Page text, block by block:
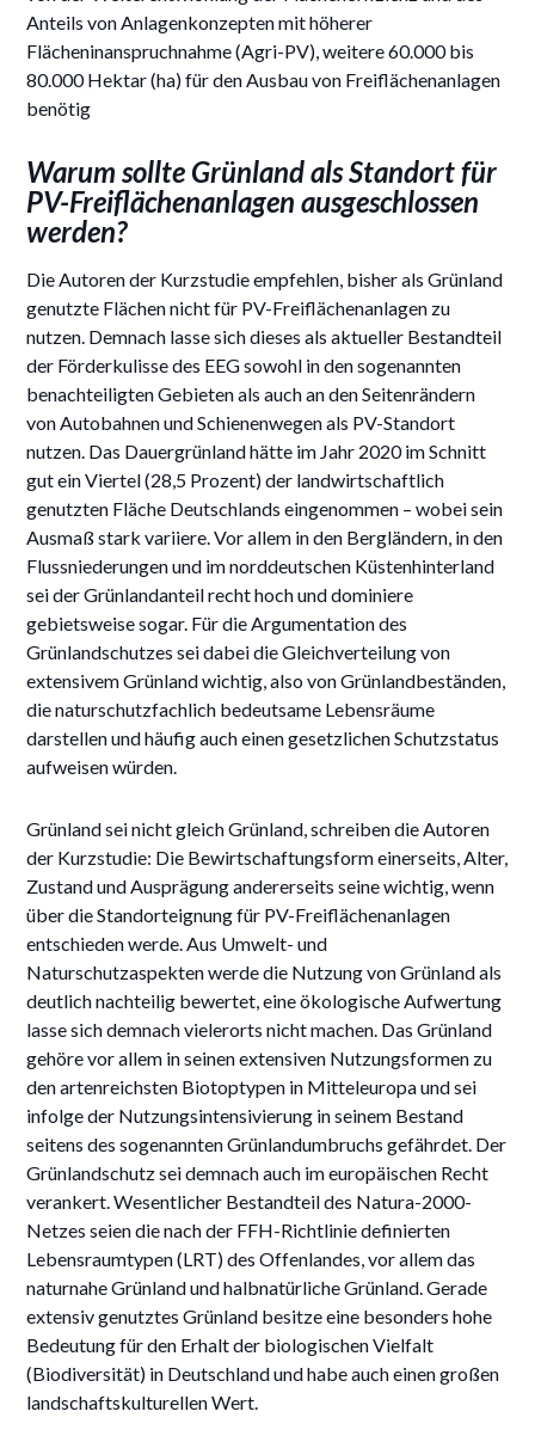
Anteils von Anlagenkonzepten mit höherer
Flächeninanspruchnahme (Agri-PV), weitere 60.000 bis
80.000 Hektar (ha) für den Ausbau von Freiflächenanlagen
benötig
Warum sollte Grünland als Standort für
PV-Freiflächenanlagen ausgeschlossen
werden?
Die Autoren der Kurzstudie empfehlen, bisher als Grünland
genutzte Flächen nicht für PV-Freiflächenanlagen zu
nutzen. Demnach lasse sich dieses als aktueller Bestandteil
der Förderkulisse des EEG sowohl in den sogenannten
benachteiligten Gebieten als auch an den Seitenrändern
von Autobahnen und Schienenwegen als PV-Standort
nutzen. Das Dauergrünland hätte im Jahr 2020 im Schnitt
gut ein Viertel (28,5 Prozent) der landwirtschaftlich
genutzten Fläche Deutschlands eingenommen – wobei sein
Ausmaß stark variiere. Vor allem in den Bergländern, in den
Flussniederungen und im norddeutschen Küstenhinterland
sei der Grünlandanteil recht hoch und dominiere
gebietsweise sogar. Für die Argumentation des
Grünlandschutzes sei dabei die Gleichverteilung von
extensivem Grünland wichtig, also von Grünlandbeständen,
die naturschutzfachlich bedeutsame Lebensräume
darstellen und häufig auch einen gesetzlichen Schutzstatus
aufweisen würden.
Grünland sei nicht gleich Grünland, schreiben die Autoren
der Kurzstudie: Die Bewirtschaftungsform einerseits, Alter,
Zustand und Ausprägung andererseits seine wichtig, wenn
über die Standorteignung für PV-Freiflächenanlagen
entschieden werde. Aus Umwelt- und
Naturschutzaspekten werde die Nutzung von Grünland als
deutlich nachteilig bewertet, eine ökologische Aufwertung
lasse sich demnach vielerorts nicht machen. Das Grünland
gehöre vor allem in seinen extensiven Nutzungsformen zu
den artenreichsten Biotoptypen in Mitteleuropa und sei
infolge der Nutzungsintensivierung in seinem Bestand
seitens des sogenannten Grünlandumbruchs gefährdet. Der
Grünlandschutz sei demnach auch im europäischen Recht
verankert. Wesentlicher Bestandteil des Natura-2000-
Netzes seien die nach der FFH-Richtlinie definierten
Lebensraumtypen (LRT) des Offenlandes, vor allem das
naturnahe Grünland und halbnatürliche Grünland. Gerade
extensiv genutztes Grünland besitze eine besonders hohe
Bedeutung für den Erhalt der biologischen Vielfalt
(Biodiversität) in Deutschland und habe auch einen großen
landschaftskulturellen Wert.